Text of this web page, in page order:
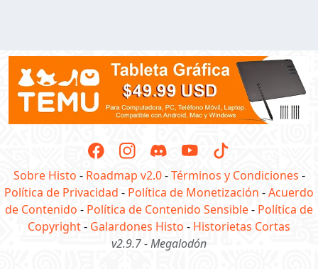
Sobre Histo - Roadmap v2.0-Términos y Condiciones -
Política de Privacidad - Política de Monetización -Acuerdo
de Contenido - Política de Contenido Sensible- Política de
Copyright- Galardones Histo - Historietas Cortas
v2.9.7 - Megalodón